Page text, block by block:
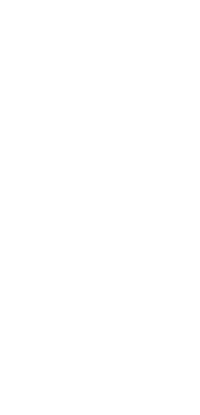
Sapi Perah Terbesar